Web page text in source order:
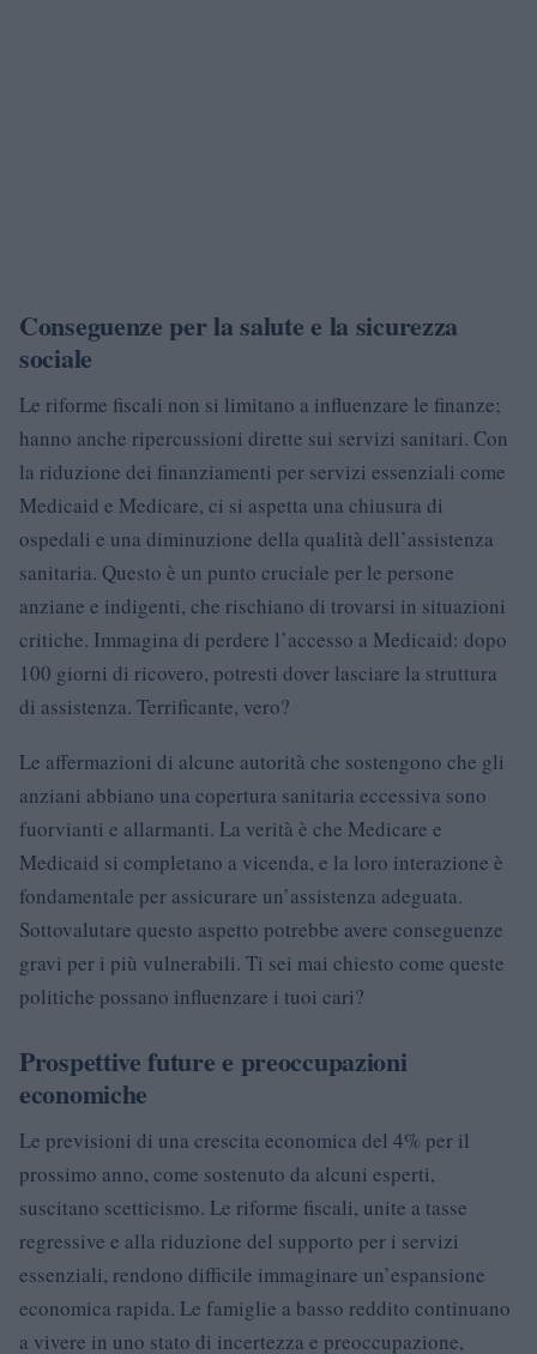
Conseguenze per la salute e la sicurezza
sociale
Le riforme fiscali non si limitano a influenzare le finanze;
hanno anche ripercussioni dirette sui servizi sanitari. Con
la riduzione dei finanziamenti per servizi essenziali come
Medicaid e Medicare, ci si aspetta una chiusura di
ospedali e una diminuzione della qualità dell’assistenza
sanitaria. Questo è un punto cruciale per le persone
anziane e indigenti, che rischiano di trovarsi in situazioni
critiche. Immagina di perdere l’accesso a Medicaid: dopo
100 giorni di ricovero, potresti dover lasciare la struttura
di assistenza. Terrificante, vero?
Le affermazioni di alcune autorità che sostengono che gli
anziani abbiano una copertura sanitaria eccessiva sono
fuorvianti e allarmanti. La verità è che Medicare e
Medicaid si completano a vicenda, e la loro interazione è
fondamentale per assicurare un’assistenza adeguata.
Sottovalutare questo aspetto potrebbe avere conseguenze
gravi per i più vulnerabili. Ti sei mai chiesto come queste
politiche possano influenzare i tuoi cari?
Prospettive future e preoccupazioni
economiche
Le previsioni di una crescita economica del 4% per il
prossimo anno, come sostenuto da alcuni esperti,
suscitano scetticismo. Le riforme fiscali, unite a tasse
regressive e alla riduzione del supporto per i servizi
essenziali, rendono difficile immaginare un’espansione
economica rapida. Le famiglie a basso reddito continuano
a vivere in uno stato di incertezza e preoccupazione,